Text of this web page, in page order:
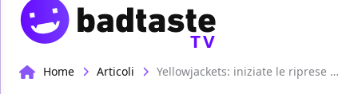
TV
Home Articoli Yellowjackets: iniziate le riprese della stagione 3, ecco le prime foto dal set